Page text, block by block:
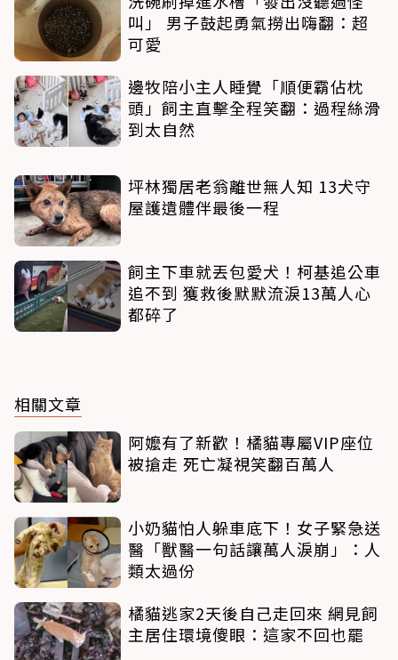
叫」 男子鼓起勇氣撈出嗨翻：超
可愛
邊牧陪小主人睡覺「順便霸佔枕
頭」飼主直擊全程笑翻：過程絲滑
到太自然
坪林獨居老翁離世無人知 13犬守
屋護遺體伴最後一程
飼主下車就丟包愛犬！柯基追公車
追不到 獲救後默默流淚13萬人心
都碎了
相關文章
阿嬤有了新歡！橘貓專屬VIP座位
被搶走 死亡凝視笑翻百萬人
小奶貓怕人躲車底下！女子緊急送
醫「獸醫一句話讓萬人淚崩」：人
類太過份
橘貓逃家2天後自己走回來 網見飼
主居住環境傻眼：這家不回也罷